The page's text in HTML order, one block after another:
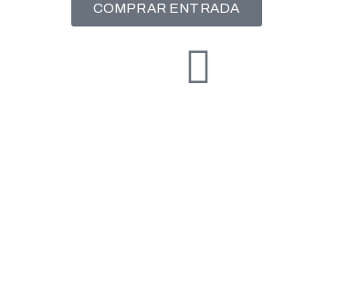
COMPRAR ENTRADA